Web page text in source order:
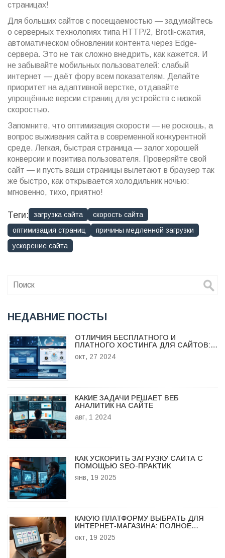
страницах!
Для больших сайтов с посещаемостью — задумайтесь
о серверных технологиях типа HTTP/2, Brotli-сжатия,
автоматическом обновлении контента через Edge-
сервера. Это не так сложно внедрить, как кажется. И
не забывайте мобильных пользователей: слабый
интернет — даёт фору всем показателям. Делайте
приоритет на адаптивной верстке, отдавайте
упрощённые версии страниц для устройств с низкой
скоростью.
Запомните, что оптимизация скорости — не роскошь, а
вопрос выживания сайта в современной конкурентной
среде. Легкая, быстрая страница — залог хорошей
конверсии и позитива пользователя. Проверяйте свой
сайт — и пусть ваши страницы вылетают в браузер так
же быстро, как открывается холодильник ночью:
мгновенно, тихо, приятно!
Теги: загрузка сайта
скорость сайта
оптимизация страниц
причины медленной загрузки
ускорение сайта
НЕДАВНИЕ ПОСТЫ
ОТЛИЧИЯ БЕСПЛАТНОГО И
ПЛАТНОГО ХОСТИНГА ДЛЯ САЙТОВ:
ВАЖНЫЕ НЮАНСЫ
окт, 27 2024
КАКИЕ ЗАДАЧИ РЕШАЕТ ВЕБ
АНАЛИТИК НА САЙТЕ
авг, 1 2024
КАК УСКОРИТЬ ЗАГРУЗКУ САЙТА С
ПОМОЩЬЮ SEO-ПРАКТИК
янв, 19 2025
КАКУЮ ПЛАТФОРМУ ВЫБРАТЬ ДЛЯ
ИНТЕРНЕТ‑МАГАЗИНА: ПОЛНОЕ
РУКОВОДСТВО
окт, 19 2025